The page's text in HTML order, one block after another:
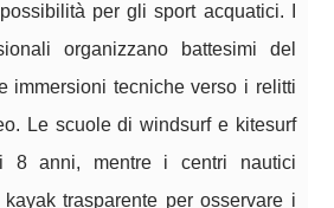
per gli sport acquatici. I
organizzano battesimi del
immersioni tecniche verso i relitti
Le scuole di windsurf e kitesurf
8 anni, mentre i centri nautici
trasparente per osservare i